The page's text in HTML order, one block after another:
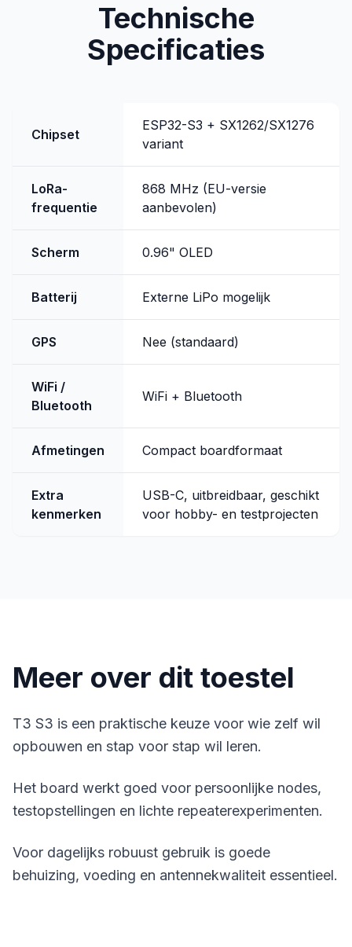
Technische
Specificaties
Chipset
ESP32-S3 + SX1262/SX1276
variant
LoRa-
frequentie
868 MHz (EU-versie
aanbevolen)
Scherm 0.96" OLED
Batterij Externe LiPo mogelijk
GPS Nee (standaard)
WiFi /
Bluetooth
WiFi + Bluetooth
Afmetingen Compact boardformaat
Extra
kenmerken
USB-C, uitbreidbaar, geschikt
voor hobby- en testprojecten
Meer over dit toestel
T3 S3 is een praktische keuze voor wie zelf wil
opbouwen en stap voor stap wil leren.
Het board werkt goed voor persoonlijke nodes,
testopstellingen en lichte repeaterexperimenten.
Voor dagelijks robuust gebruik is goede
behuizing, voeding en antennekwaliteit essentieel.